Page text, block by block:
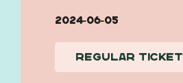
2024-06-05
Regular ticket